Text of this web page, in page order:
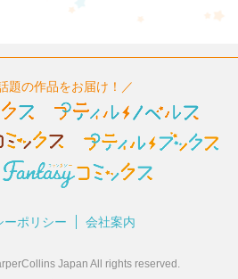
題の作品をお届け！／
ーポリシー 会社案内
Japan All rights reserved.